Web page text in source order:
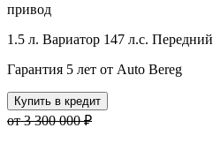
привод
1.5 л. Вариатор 147 л.с. Передний
Гарантия 5 лет от Auto Bereg
Купить в кредит
от 3 300 000 ₽